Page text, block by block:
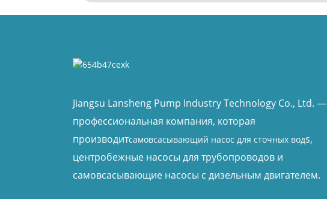
Jiangsu Lansheng Pump Industry Technology Co., Ltd. —
профессиональная компания, которая
производитсамовсасывающий насос для сточных водs,
центробежные насосы для трубопроводов и
самовсасывающие насосы с дизельным двигателем.